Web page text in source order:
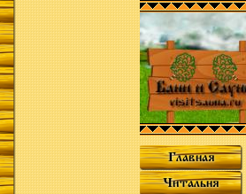
Главная
Читальня